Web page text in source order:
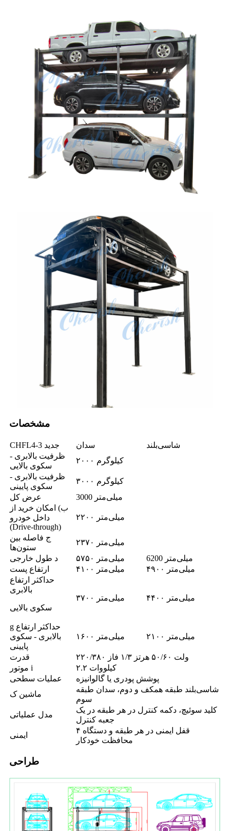
مشخصات
CHFL4-3 جدید سدان
شاسی‌بلند
ظرفیت بالابری -
سکوی بالایی
۲۰۰۰ کیلوگرم
ظرفیت بالابری -
سکوی پایینی
۳۰۰۰ کیلوگرم
عرض کل
3000 میلی‌متر
ب) امکان خرید از
داخل خودرو
(Drive-through)
۲۲۰۰ میلی‌متر
ج فاصله بین
ستون‌ها
۲۳۷۰ میلی‌متر
د طول خارجی
۵۷۵۰ میلی‌متر
6200 میلی‌متر
ارتفاع پست
۴۱۰۰ میلی‌متر
۴۹۰۰ میلی‌متر
حداکثر ارتفاع
بالابری
سکوی بالایی
۳۷۰۰ میلی‌متر ۴۴۰۰ میلی‌متر
g حداکثر ارتفاع
بالابری - سکوی
پایینی
۱۶۰۰ میلی‌متر ۲۱۰۰ میلی‌متر
قدرت
۲۲۰/۳۸۰ ولت ۵۰/۶۰ هرتز ۱/۳ فاز
موتور i
۲.۲ کیلووات
عملیات سطحی
پوشش پودری یا گالوانیزه
ماشین ک
شاسی‌بلند طبقه همکف و دوم، سدان طبقه
سوم
مدل عملیاتی
کلید سوئیچ، دکمه کنترل در هر طبقه در یک
جعبه کنترل
ایمنی
۴ قفل ایمنی در هر طبقه و دستگاه
محافظت خودکار
طراحی